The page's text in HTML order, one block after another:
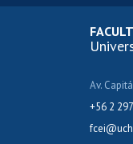
Av.
+56 2